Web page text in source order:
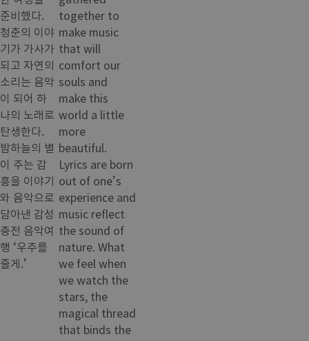
준비했다.
청춘의 이야
기가 가사가
되고 자연의
소리는 음악
이 되어 하
나의 노래로
탄생한다.
밤하늘의 별
이 주는 감
흥을 이야기
와 음악으로
담아낸 감성
충전 음악여
행 ‘우주를
줄게.’
together to
make music
that will
comfort our
souls and
make this
world a little
more
beautiful.
Lyrics are born
out of one’s
experience and
music reflect
the sound of
nature. What
we feel when
we watch the
stars, the
magical thread
that binds the